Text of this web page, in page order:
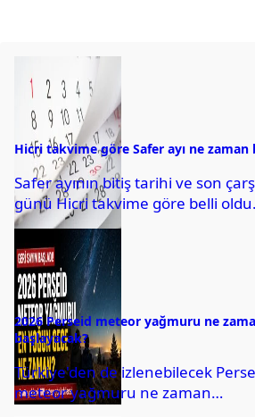
Hicri takvime göre Safer ayı ne zaman
Safer ayının bitiş tarihi ve son
günü Hicri takvime göre belli
detaylar...
2026 Perseid meteor yağmuru ne
başlayacak?
Türkiye'den de izlenebilecek
meteor yağmuru ne zaman